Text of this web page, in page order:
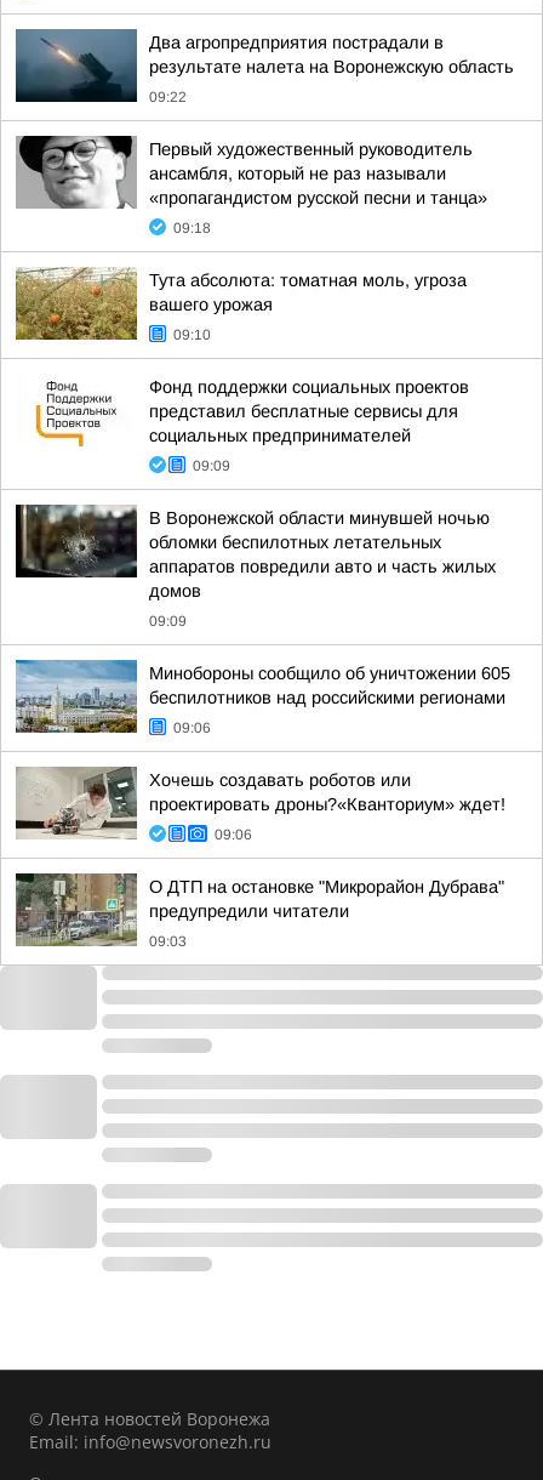
Два агропредприятия пострадали в
результате налета на Воронежскую область
09:22
Первый художественный руководитель
ансамбля, который не раз называли
«пропагандистом русской песни и танца»
09:18
Тута абсолюта: томатная моль, угроза
вашего урожая
09:10
Фонд поддержки социальных проектов
представил бесплатные сервисы для
социальных предпринимателей
09:09
В Воронежской области минувшей ночью
обломки беспилотных летательных
аппаратов повредили авто и часть жилых
домов
09:09
Минобороны сообщило об уничтожении 605
беспилотников над российскими регионами
09:06
Хочешь создавать роботов или
проектировать дроны?«Кванториум» ждет!
09:06
О ДТП на остановке "Микрорайон Дубрава"
предупредили читатели
09:03
© Лента новостей Воронежа
Email: info@newsvoronezh.ru